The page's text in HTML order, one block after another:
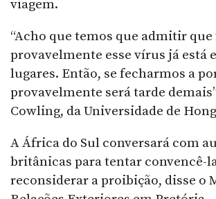
viagem.
“Acho que temos que admitir
provavelmente esse vírus já está
lugares. Então, se fecharmos a
provavelmente será tarde
Cowling, da Universidade de
A África do Sul conversará com
britânicas para tentar convencê-
reconsiderar a proibição, disse o